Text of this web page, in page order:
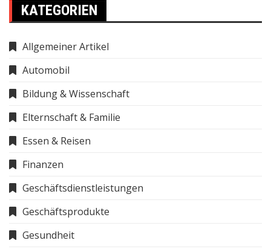
KATEGORIEN
Allgemeiner Artikel
Automobil
Bildung & Wissenschaft
Elternschaft & Familie
Essen & Reisen
Finanzen
Geschäftsdienstleistungen
Geschäftsprodukte
Gesundheit